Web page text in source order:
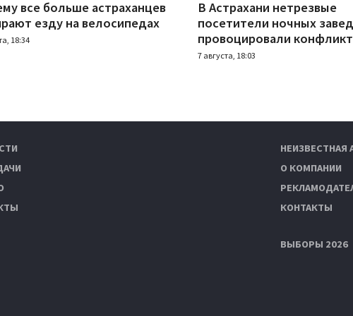
все больше астраханцев
езду на велосипедах
18:34
В Астрахани нетрезвые
посетители ночных
провоцировали
7 августа, 18:03
НЕИЗВЕСТНАЯ
О КОМПАНИИ
КОНТАКТЫ
ВЫБОРЫ 2026